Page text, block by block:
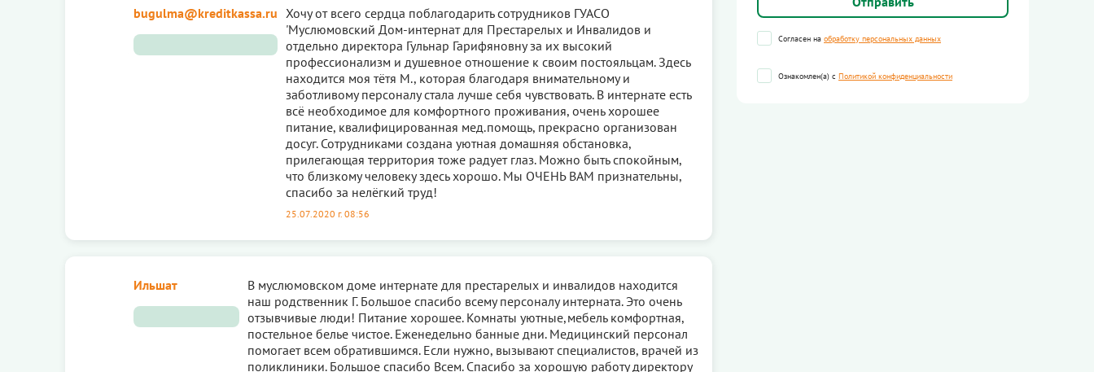
Согласен на обработку персональных данных
Ознакомлен(а) с Политикой конфиденциальности
bugulma@kreditkassa.ru Хочу от всего сердца поблагодарить сотрудников ГУАСО
'Муслюмовский Дом-интернат для Престарелых и Инвалидов и
отдельно директора Гульнар Гарифяновну за их высокий
профессионализм и душевное отношение к своим постояльцам. Здесь
находится моя тётя М., которая благодаря внимательному и
заботливому персоналу стала лучше себя чувствовать. В интернате есть
всё необходимое для комфортного проживания, очень хорошее
питание, квалифицированная мед.помощь, прекрасно организован
досуг. Сотрудниками создана уютная домашняя обстановка,
прилегающая территория тоже радует глаз. Можно быть спокойным,
что близкому человеку здесь хорошо. Мы ОЧЕНЬ ВАМ признательны,
спасибо за нелёгкий труд!
25.07.2020 г. 08:56
Ильшат
В муслюмовском доме интернате для престарелых и инвалидов находится
наш родственник Г. Большое спасибо всему персоналу интерната. Это очень
отзывчивые люди! Питание хорошее. Комнаты уютные,мебель комфортная,
постельное белье чистое. Еженедельно банные дни. Медицинский персонал
помогает всем обратившимся. Если нужно, вызывают специалистов, врачей из
поликлиники. Большое спасибо Всем. Спасибо за хорошую работу директору